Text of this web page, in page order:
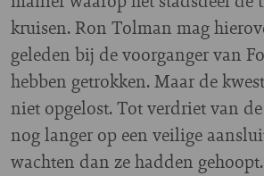
kruisen. Ron Tolman mag
geleden bij de voorganger van
hebben getrokken. Maar de
niet opgelost. Tot verdriet van
nog langer op een veilige
wachten dan ze hadden gehoopt.